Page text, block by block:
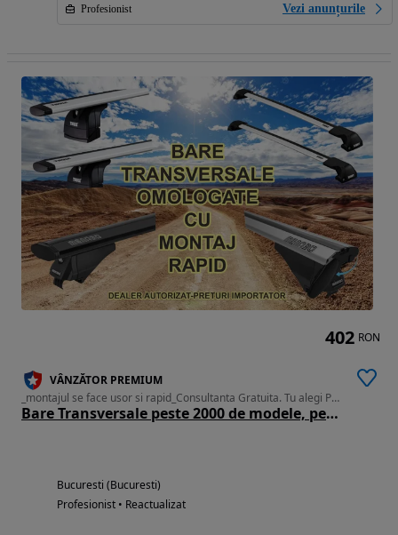
Profesionist Vezi anunțurile
VÂNZĂTOR PREMIUM
Bare Transversale peste 2000 de modele, pentru toate marcile auto, Noi cu Factura & Garantie_Pret importator
_montajul se face usor si rapid_Consultanta Gratuita. Tu alegi Pretul
Bucuresti (Bucuresti)
Profesionist • Reactualizat
402 RON